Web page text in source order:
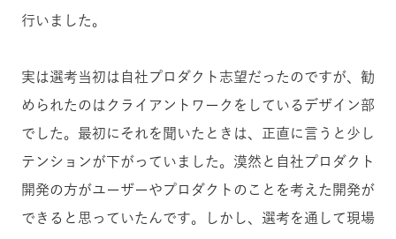
行いました。
実は選考当初は自社プロダクト志望だったのですが、勧
められたのはクライアントワークをしているデザイン部
でした。最初にそれを聞いたときは、正直に言うと少し
テンションが下がっていました。漠然と自社プロダクト
開発の方がユーザーやプロダクトのことを考えた開発が
できると思っていたんです。しかし、選考を通して現場